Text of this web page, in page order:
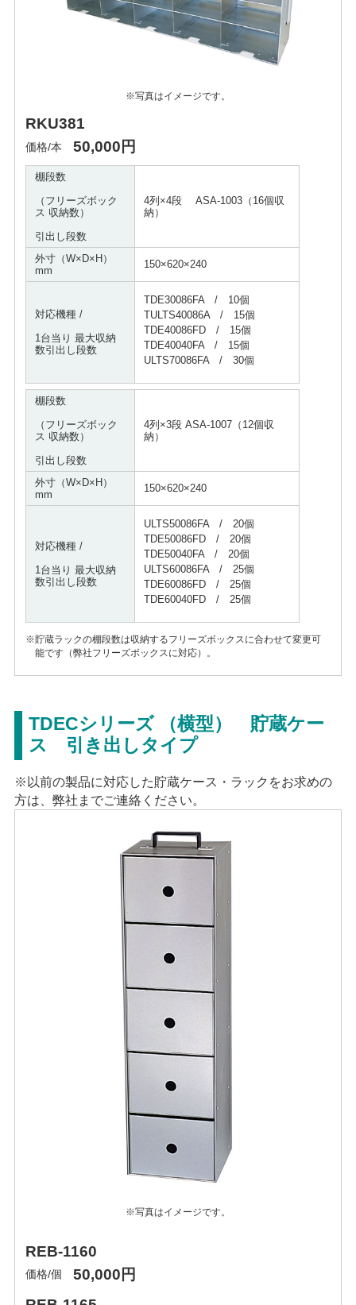
※写真はイメージです。
RKU381
価格/本 50,000円
棚段数
（フリーズボック
ス 収納数）
引出し段数
4列×4段 ASA-1003（16個収
納）
外寸（W×D×H）
mm
150×620×240
対応機種 /
1台当り 最大収納
数引出し段数
TDE30086FA / 10個
TULTS40086A / 15個
TDE40086FD / 15個
TDE40040FA / 15個
ULTS70086FA / 30個
棚段数
（フリーズボック
ス 収納数）
引出し段数
4列×3段 ASA-1007（12個収
納）
外寸（W×D×H）
mm
150×620×240
対応機種 /
1台当り 最大収納
数引出し段数
ULTS50086FA / 20個
TDE50086FD / 20個
TDE50040FA / 20個
ULTS60086FA / 25個
TDE60086FD / 25個
TDE60040FD / 25個
※貯蔵ラックの棚段数は収納するフリーズボックスに合わせて変更可
能です（弊社フリーズボックスに対応）。
TDECシリーズ （横型） 貯蔵ケー
ス 引き出しタイプ
※以前の製品に対応した貯蔵ケース・ラックをお求めの
方は、弊社までご連絡ください。
※写真はイメージです。
REB-1160
価格/個
50,000円